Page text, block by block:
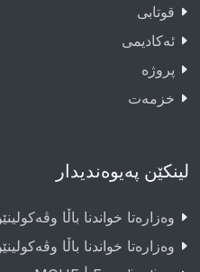
قوتابى
ئەکادیمى
پروژە
خزمەت
لینکێن پەیوەندیدار
وەزارەتا خواندنا باڵا
وەزارەتا خواندنا باڵا